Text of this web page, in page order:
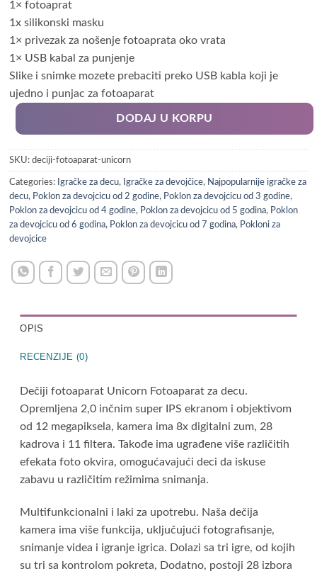
1× fotoaprat
1x silikonski masku
1× privezak za nošenje fotoaprata oko vrata
1× USB kabal za punjenje
Slike i snimke mozete prebaciti preko USB kabla koji je
ujedno i punjac za fotoaparat
DODAJ U KORPU
SKU:deciji-fotoaparat-unicorn
Categories: Igračke za decu, Igračke za devojčice, Najpopularnije igračke za
decu, Poklon za devojcicu od 2 godine, Poklon za devojcicu od 3 godine,
Poklon za devojcicu od 4 godine, Poklon za devojcicu od 5 godina, Poklon
za devojcicu od 6 godina, Poklon za devojcicu od 7 godina, Pokloni za
devojcice
OPIS
RECENZIJE (0)
Dečiji fotoaparat Unicorn Fotoaparat za decu.
Opremljena 2,0 inčnim super IPS ekranom i objektivom
od 12 megapiksela, kamera ima 8x digitalni zum, 28
kadrova i 11 filtera. Takođe ima ugrađene više različitih
efekata foto okvira, omogućavajući deci da iskuse
zabavu u različitim režimima snimanja.
Multifunkcionalni i laki za upotrebu. Naša dečija
kamera ima više funkcija, uključujući fotografisanje,
snimanje videa i igranje igrica. Dolazi sa tri igre, od kojih
su tri sa kontrolom pokreta, Dodatno, postoji 28 izbora